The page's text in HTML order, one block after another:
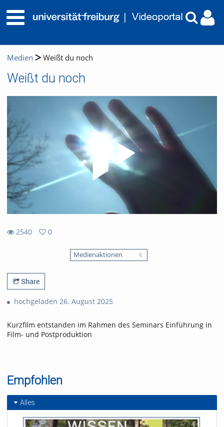
Medien Weißt du noch
Weißt du noch
2540
0
Medienaktionen
Share
hochgeladen 26. August 2025
Kurzfilm entstanden im Rahmen des Seminars Einführung in
Film- und Postproduktion
Empfohlen
Alles